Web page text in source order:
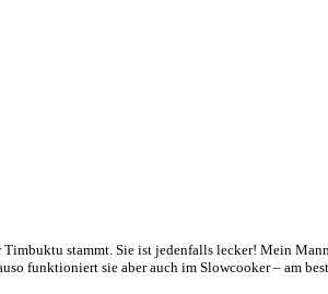
stammt. Sie ist jedenfalls lecker! Mein
funktioniert sie aber auch im Slowcooker – am